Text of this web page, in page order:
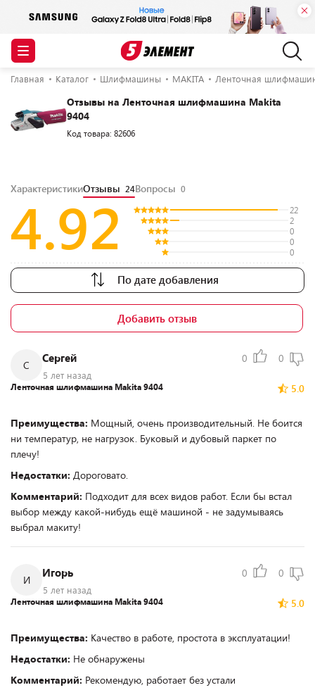
Главная Каталог Шлифмашины MAKITA Ленточная
Отзывы на Ленточная шлифмашина Makita
9404
Код товара: 82606
ХарактеристикиОтзывы 24Вопросы 0
4.92
22
2
0
0
0
По дате добавления
Добавить отзыв
С
Сергей
5 лет назад
0 0
5.0
Ленточная шлифмашина Makita 9404
Преимущества: Мощный, очень производительный. Не боится
ни температур, не нагрузок. Буковый и дубовый паркет по
плечу!
Недостатки: Дороговато.
Комментарий: Подходит для всех видов работ. Если бы встал
выбор между какой-нибудь ещё машиной - не задумываясь
выбрал макиту!
И
Игорь
5 лет назад
0 0
5.0
Ленточная шлифмашина Makita 9404
Преимущества: Качество в работе, простота в эксплуатации!
Недостатки: Не обнаружены
Комментарий: Рекомендую, работает без устали